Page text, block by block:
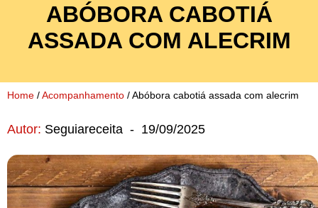
Cupcakes
Salgado
Doce
ABÓBORA CABOTIÁ
ASSADA COM ALECRIM
Home /Acompanhamento / Abóbora cabotiá assada com alecrim
Autor: Seguiareceita - 19/09/2025